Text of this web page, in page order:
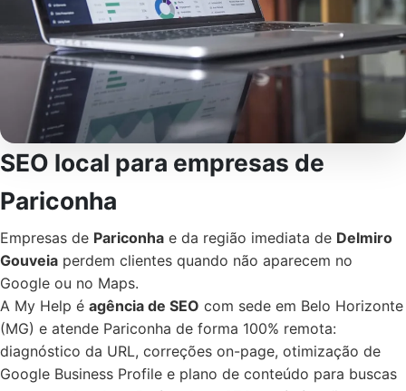
SEO local para empresas de
Pariconha
Empresas de Pariconha e da região imediata de Delmiro
Gouveia perdem clientes quando não aparecem no
Google ou no Maps.
A My Help é agência de SEO com sede em Belo Horizonte
(MG) e atende Pariconha de forma 100% remota:
diagnóstico da URL, correções on-page, otimização de
Google Business Profile e plano de conteúdo para buscas